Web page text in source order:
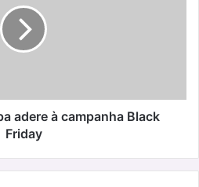
adere à campanha Black
Friday